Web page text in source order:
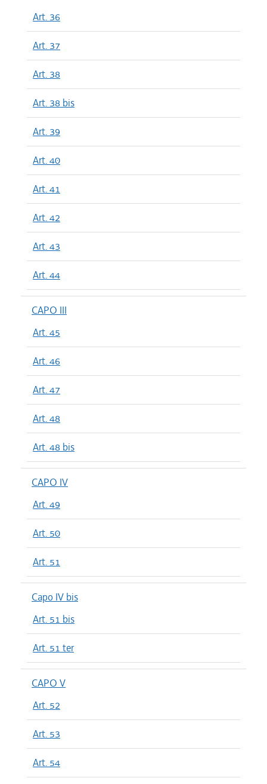
Art. 36
Art. 37
Art. 38
Art. 38 bis
Art. 39
Art. 40
Art. 41
Art. 42
Art. 43
Art. 44
CAPO III
Art. 45
Art. 46
Art. 47
Art. 48
Art. 48 bis
CAPO IV
Art. 49
Art. 50
Art. 51
Capo IV bis
Art. 51 bis
Art. 51 ter
CAPO V
Art. 52
Art. 53
Art. 54